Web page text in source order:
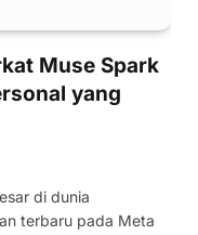
Muse Spark
yang
di dunia
terbaru pada Meta